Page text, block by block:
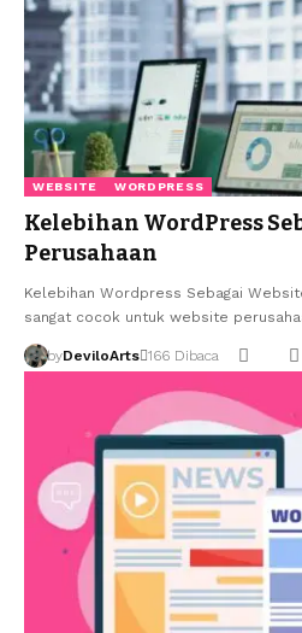
WEBSITE WORDPRESS
Kelebihan WordPress
Perusahaan
Kelebihan Wordpress Sebagai
sangat cocok untuk website
byDeviloArts 166 Dibaca